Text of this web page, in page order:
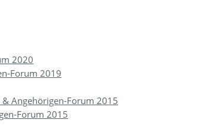
2020
Forum 2019
Angehörigen-Forum 2015
Forum 2015